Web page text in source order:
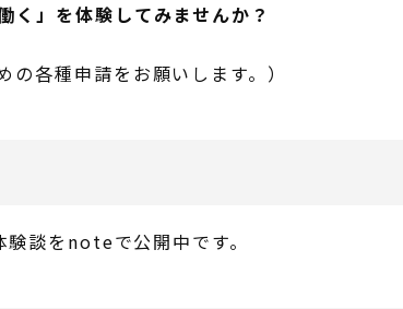
く」を体験してみませんか？
各種申請をお願いします。）
談をnoteで公開中です。